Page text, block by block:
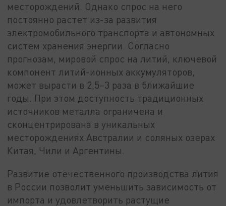
месторождений. Однако спрос на него
постоянно растет из-за развития
электромобильного транспорта и автономных
систем хранения энергии. Согласно
прогнозам, мировой спрос на литий, ключевой
компонент литий-ионных аккумуляторов,
может вырасти в 2,5–3 раза в ближайшие
годы. При этом доступность традиционных
источников металла ограничена и
сконцентрирована в уникальных
месторождениях Австралии и соляных озерах
Китая, Чили и Аргентины.
Развитие отечественного производства лития
в России позволит уменьшить зависимость от
импорта и удовлетворить растущие